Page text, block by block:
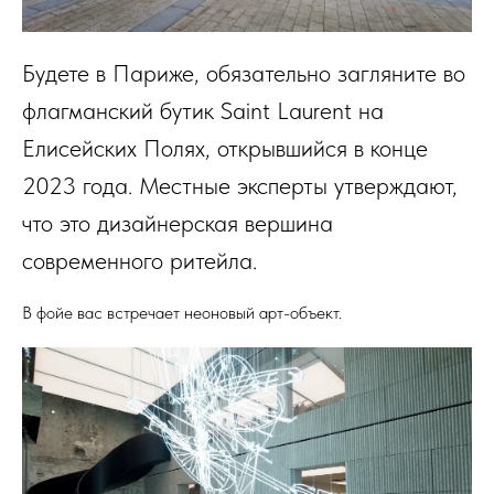
Будете в Париже, обязательно загляните во
флагманский бутик Saint Laurent на
Елисейских Полях, открывшийся в конце
2023 года. Местные эксперты утверждают,
что это дизайнерская вершина
современного ритейла.
В фойе вас встречает неоновый арт-объект.